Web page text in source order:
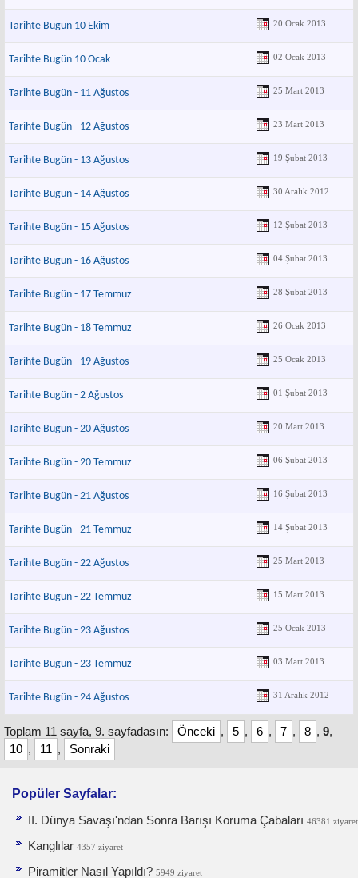
Tarihte Bugün 10 Ekim 20 Ocak 2013
Tarihte Bugün 10 Ocak 02 Ocak 2013
Tarihte Bugün - 11 Ağustos 25 Mart 2013
Tarihte Bugün - 12 Ağustos 23 Mart 2013
Tarihte Bugün - 13 Ağustos 19 Şubat 2013
Tarihte Bugün - 14 Ağustos 30 Aralık 2012
Tarihte Bugün - 15 Ağustos 12 Şubat 2013
Tarihte Bugün - 16 Ağustos 04 Şubat 2013
Tarihte Bugün - 17 Temmuz 28 Şubat 2013
Tarihte Bugün - 18 Temmuz 26 Ocak 2013
Tarihte Bugün - 19 Ağustos 25 Ocak 2013
Tarihte Bugün - 2 Ağustos 01 Şubat 2013
Tarihte Bugün - 20 Ağustos 20 Mart 2013
Tarihte Bugün - 20 Temmuz 06 Şubat 2013
Tarihte Bugün - 21 Ağustos 16 Şubat 2013
Tarihte Bugün - 21 Temmuz 14 Şubat 2013
Tarihte Bugün - 22 Ağustos 25 Mart 2013
Tarihte Bugün - 22 Temmuz 15 Mart 2013
Tarihte Bugün - 23 Ağustos 25 Ocak 2013
Tarihte Bugün - 23 Temmuz 03 Mart 2013
Tarihte Bugün - 24 Ağustos 31 Aralık 2012
Toplam 11 sayfa, 9. sayfadasın: Önceki , 5 , 6 , 7 , 8 , 9,
10 , 11 , Sonraki
Popüler Sayfalar:
II. Dünya Savaşı'ndan Sonra Barışı Koruma Ça­baları 46381 ziyaret
Kanglılar 4357 ziyaret
Piramitler Nasıl Yapıldı? 5949 ziyaret